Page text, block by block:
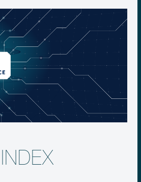
INDEX